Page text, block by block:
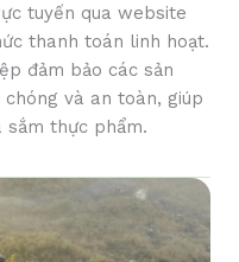
tuyến qua website
thanh toán linh hoạt.
đảm bảo các sản
và an toàn, giúp
sắm thực phẩm.